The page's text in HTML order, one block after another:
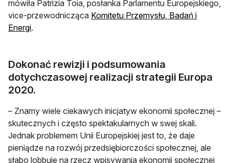
mówiła Patrizia Toia, posłanka Parlamentu Europejskiego,
vice-przewodnicząca Komitetu Przemysłu, Badań i
Energi.
Dokonać rewizji i podsumowania
dotychczasowej realizacji strategii Europa
2020.
– Znamy wiele ciekawych inicjatyw ekonomii społecznej –
skutecznych i często spektakularnych w swej skali.
Jednak problemem Unii Europejskiej jest to, że daje
pieniądze na rozwój przedsiębiorczości społecznej, ale
słabo lobbuje na rzecz wpisywania ekonomii społecznej